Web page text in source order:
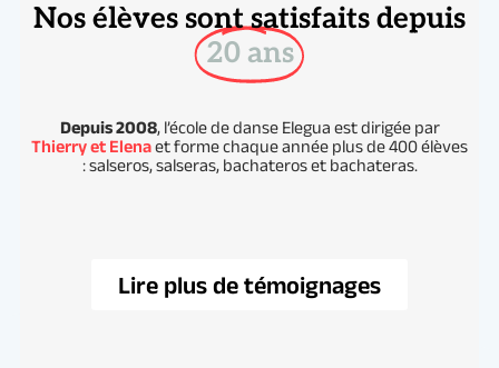
Nos élèves sont satisfaits depuis
20 ans
Depuis 2008, l’école de danse Elegua est dirigée par
Thierry et Elenaet forme chaque année plus de 400 élèves
: salseros, salseras, bachateros et bachateras.
Lire plus de témoignages